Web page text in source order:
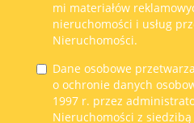
mi materiałów
nieruchomości i usług
Nieruchomości.
Dane osobowe
o ochronie danych
1997 r. przez
Nieruchomości z